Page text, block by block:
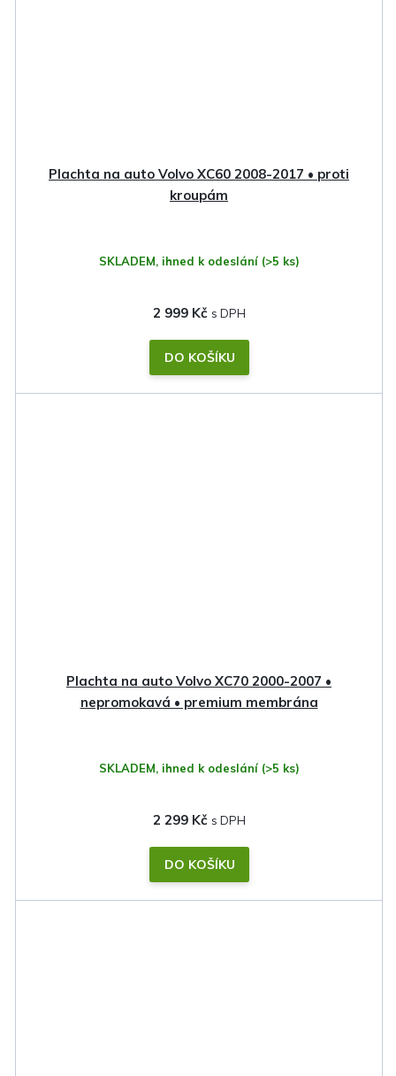
Plachta na auto Volvo XC60 2008-2017 • proti
kroupám
SKLADEM, ihned k odeslání (>5 ks)
2 999 Kč
DO KOŠÍKU
Plachta na auto Volvo XC70 2000-2007 •
nepromokavá • premium membrána
SKLADEM, ihned k odeslání (>5 ks)
2 299 Kč
DO KOŠÍKU